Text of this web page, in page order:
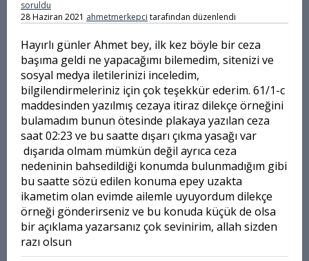
soruldu
28 Haziran 2021 ahmetmerkepci tarafından düzenlendi
Hayırlı günler Ahmet bey, ilk kez böyle bir ceza
başıma geldi ne yapacağımı bilemedim, sitenizi ve
sosyal medya iletilerinizi inceledim,
bilgilendirmeleriniz için çok teşekkür ederim. 61/1-c
maddesinden yazılmış cezaya itiraz dilekçe örneğini
bulamadım bunun ötesinde plakaya yazılan ceza
saat 02:23 ve bu saatte dışarı çıkma yasağı var
dışarıda olmam mümkün değil ayrıca ceza
nedeninin bahsedildiği konumda bulunmadığım gibi
bu saatte sözü edilen konuma epey uzakta
ikametim olan evimde ailemle uyuyordum dilekçe
örneği gönderirseniz ve bu konuda küçük de olsa
bir açıklama yazarsanız çok sevinirim, allah sizden
razı olsun